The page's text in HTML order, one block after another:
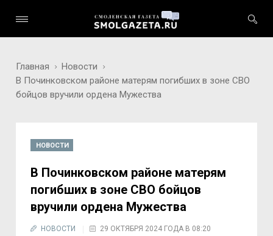
Главная
Новости
В Починковском районе матерям погибших в зоне СВО
бойцов вручили ордена Мужества
НОВОСТИ
В Починковском районе матерям
погибших в зоне СВО бойцов
вручили ордена Мужества
НОВОСТИ 29 ОКТЯБРЯ 2024 ГОДА В 08:20